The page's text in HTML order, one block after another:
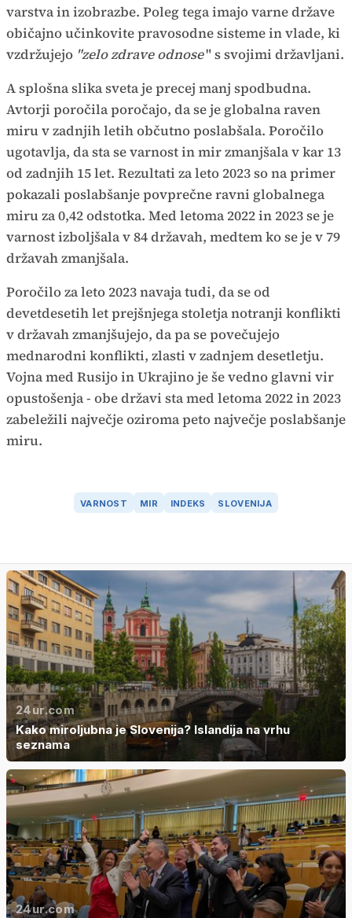
varstva in izobrazbe. Poleg tega imajo varne države
običajno učinkovite pravosodne sisteme in vlade, ki
vzdržujejo "zelo zdrave odnose" s svojimi državljani.
A splošna slika sveta je precej manj spodbudna.
Avtorji poročila poročajo, da se je globalna raven
miru v zadnjih letih občutno poslabšala. Poročilo
ugotavlja, da sta se varnost in mir zmanjšala v kar 13
od zadnjih 15 let. Rezultati za leto 2023 so na primer
pokazali poslabšanje povprečne ravni globalnega
miru za 0,42 odstotka. Med letoma 2022 in 2023 se je
varnost izboljšala v 84 državah, medtem ko se je v 79
državah zmanjšala.
Poročilo za leto 2023 navaja tudi, da se od
devetdesetih let prejšnjega stoletja notranji konflikti
v državah zmanjšujejo, da pa se povečujejo
mednarodni konflikti, zlasti v zadnjem desetletju.
Vojna med Rusijo in Ukrajino je še vedno glavni vir
opustošenja - obe državi sta med letoma 2022 in 2023
zabeležili največje oziroma peto največje poslabšanje
miru.
VARNOST MIR INDEKS SLOVENIJA
24ur.com
Kako miroljubna je Slovenija? Islandija na vrhu
seznama
24ur.com